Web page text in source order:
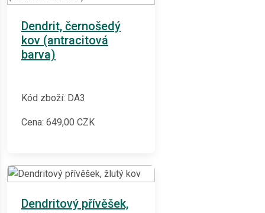
Dendrit, černošedý
kov (antracitová
barva)
Kód zboží: DA3
Cena: 649,00 CZK
Dendritový přívěšek,